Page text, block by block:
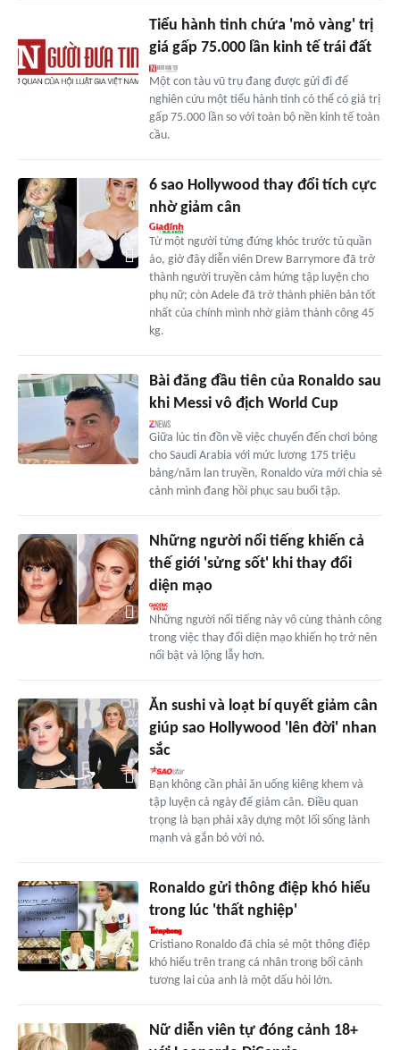
Tiểu hành tinh chứa 'mỏ vàng' trị
giá gấp 75.000 lần kinh tế trái đất
Một con tàu vũ trụ đang được gửi đi để
nghiên cứu một tiểu hành tinh có thể có giá trị
gấp 75.000 lần so với toàn bộ nền kinh tế toàn
cầu.
6 sao Hollywood thay đổi tích cực
nhờ giảm cân
Từ một người từng đứng khóc trước tủ quần
áo, giờ đây diễn viên Drew Barrymore đã trở
thành người truyền cảm hứng tập luyện cho
phụ nữ; còn Adele đã trở thành phiên bản tốt
nhất của chính mình nhờ giảm thành công 45
kg.
Bài đăng đầu tiên của Ronaldo sau
khi Messi vô địch World Cup
Giữa lúc tin đồn về việc chuyển đến chơi bóng
cho Saudi Arabia với mức lương 175 triệu
bảng/năm lan truyền, Ronaldo vừa mới chia sẻ
cảnh mình đang hồi phục sau buổi tập.
Những người nổi tiếng khiến cả
thế giới 'sửng sốt' khi thay đổi
diện mạo
Những người nổi tiếng này vô cùng thành công
trong việc thay đổi diện mạo khiến họ trở nên
nổi bật và lộng lẫy hơn.
Ăn sushi và loạt bí quyết giảm cân
giúp sao Hollywood 'lên đời' nhan
sắc
Bạn không cần phải ăn uống kiêng khem và
tập luyện cả ngày để giảm cân. Điều quan
trọng là bạn phải xây dựng một lối sống lành
mạnh và gắn bó với nó.
Ronaldo gửi thông điệp khó hiểu
trong lúc 'thất nghiệp'
Cristiano Ronaldo đã chia sẻ một thông điệp
khó hiểu trên trang cá nhân trong bối cảnh
tương lai của anh là một dấu hỏi lớn.
Nữ diễn viên tự đóng cảnh 18+